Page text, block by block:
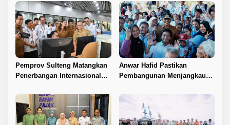
Pemprov Sulteng Matangkan
Penerbangan Internasional
Anwar Hafid Pastikan
Pembangunan Menjangkau